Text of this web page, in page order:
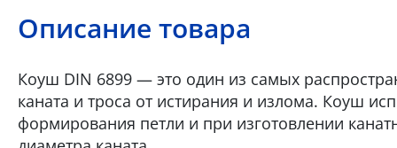
Описание товара
Коуш DIN 6899 — это один из самых
каната и троса от истирания и излома. Коуш
формирования петли и при изготовлении